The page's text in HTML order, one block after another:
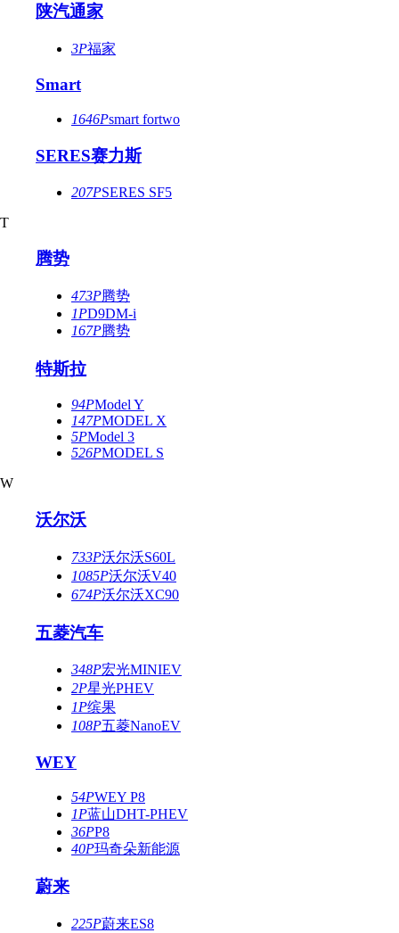
陕汽通家
3P福家
Smart
1646Psmart fortwo
SERES赛力斯
207PSERES SF5
T
腾势
473P腾势
1PD9DM-i
167P腾势
特斯拉
94PModel Y
147PMODEL X
5PModel 3
526PMODEL S
W
沃尔沃
733P沃尔沃S60L
1085P沃尔沃V40
674P沃尔沃XC90
五菱汽车
348P宏光MINIEV
2P星光PHEV
1P缤果
108P五菱NanoEV
WEY
54PWEY P8
1P蓝山DHT-PHEV
36PP8
40P玛奇朵新能源
蔚来
225P蔚来ES8